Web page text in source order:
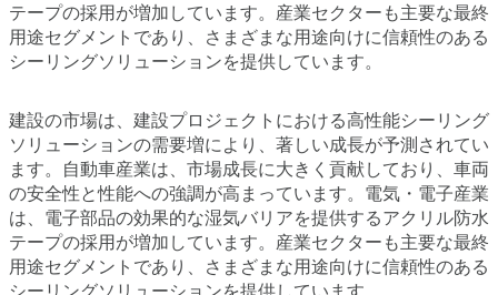
テープの採用が増加しています。産業セクターも主要な最終
用途セグメントであり、さまざまな用途向けに信頼性のある
シーリングソリューションを提供しています。
建設の市場は、建設プロジェクトにおける高性能シーリング
ソリューションの需要増により、著しい成長が予測されてい
ます。自動車産業は、市場成長に大きく貢献しており、車両
の安全性と性能への強調が高まっています。電気・電子産業
は、電子部品の効果的な湿気バリアを提供するアクリル防水
テープの採用が増加しています。産業セクターも主要な最終
用途セグメントであり、さまざまな用途向けに信頼性のある
シーリングソリューションを提供しています。